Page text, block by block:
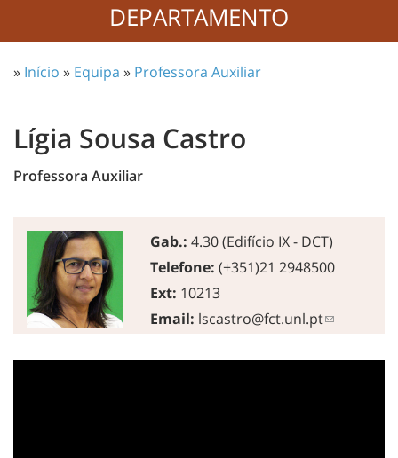
DEPARTAMENTO
» Início » Equipa » Professora Auxiliar
Lígia Sousa Castro
Professora Auxiliar
Gab.: 4.30 (Edifício IX - DCT)
Telefone: (+351)21 2948500
Ext: 10213
Email: lscastro@fct.unl.pt